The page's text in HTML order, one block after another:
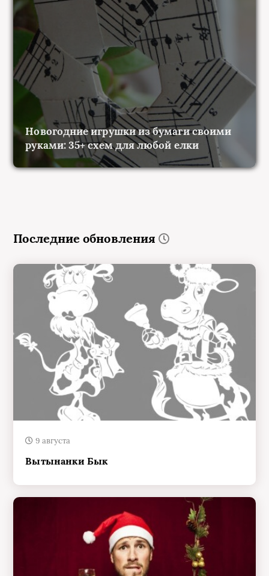
Новогодние игрушки из бумаги своими
руками: 35+ схем для любой елки
Последние обновления
9 августа
Вытынанки Бык